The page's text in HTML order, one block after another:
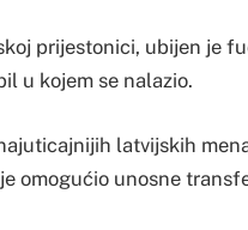
prijestonici, ubijen je
u kojem se nalazio.
latvijskih
omogućio unosne